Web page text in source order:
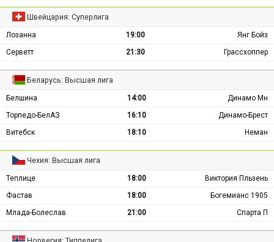
Швейцария: Суперлига
Лозанна 19:00
Янг Бойз
Серветт
21:30 Грассхоппер
Беларусь: Высшая лига
Белшина 14:00
Динамо Мн
Торпедо-БелАЗ
16:10
Динамо-Брест
Витебск
18:10 Неман
Чехия: Высшая лига
Теплице 18:00
Виктория Пльзень
Фастав
18:00
Богемианс 1905
Млада-Болеслав
21:00 Спарта П